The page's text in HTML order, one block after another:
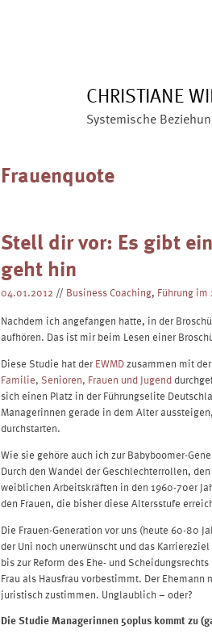
CHRISTIANE
Systemische
Frauenquote
Stell dir vor: Es gibt
geht hin
04.01.2012 // Business Coaching, Führung im
Nachdem ich angefangen hatte, in der
aufhören. Das ist mir beim Lesen einer
Diese Studie hat derEWMDzusammen mit
Familie, Senioren, Frauen und Jugend
sich einen Platz in der Führungselite
Managerinnen gerade in dem Alter
durchstarten.
Wie sie gehöre auch ich zur Babyboomer-
Durch den Wandel der Geschlechterrollen,
weiblichen Arbeitskräften in den 1960-70er
den Frauen, die bisher diese Altersstufe
Die Frauen-Generation vor uns (heute 60-80
der Uni noch unerwünscht und das
bis zur Reform des Ehe- und
Frau als Hausfrau vorbestimmt. Der
juristisch zustimmen. Unglaublich – oder?
Die Studie Managerinnen 50plus kommt zu